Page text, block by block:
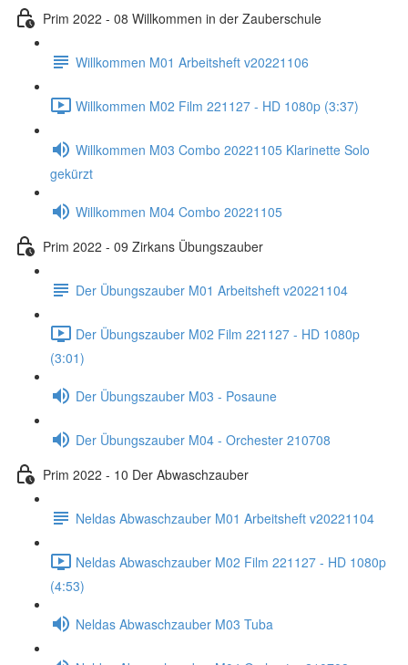
Prim 2022 - 08 Willkommen in der Zauberschule
Willkommen M01 Arbeitsheft v20221106
Willkommen M02 Film 221127 - HD 1080p (3:37)
Willkommen M03 Combo 20221105 Klarinette Solo
gekürzt
Willkommen M04 Combo 20221105
Prim 2022 - 09 Zirkans Übungszauber
Der Übungszauber M01 Arbeitsheft v20221104
Der Übungszauber M02 Film 221127 - HD 1080p
(3:01)
Der Übungszauber M03 - Posaune
Der Übungszauber M04 - Orchester 210708
Prim 2022 - 10 Der Abwaschzauber
Neldas Abwaschzauber M01 Arbeitsheft v20221104
Neldas Abwaschzauber M02 Film 221127 - HD 1080p
(4:53)
Neldas Abwaschzauber M03 Tuba